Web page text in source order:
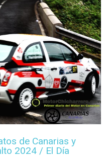
de Canarias y
2024 / El Día